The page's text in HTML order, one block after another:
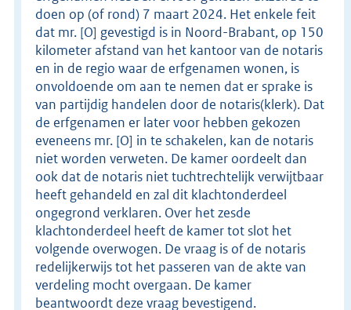
doen op (of rond) 7 maart 2024. Het enkele feit
dat mr. [O] gevestigd is in Noord-Brabant, op 150
kilometer afstand van het kantoor van de notaris
en in de regio waar de erfgenamen wonen, is
onvoldoende om aan te nemen dat er sprake is
van partijdig handelen door de notaris(klerk). Dat
de erfgenamen er later voor hebben gekozen
eveneens mr. [O] in te schakelen, kan de notaris
niet worden verweten. De kamer oordeelt dan
ook dat de notaris niet tuchtrechtelijk verwijtbaar
heeft gehandeld en zal dit klachtonderdeel
ongegrond verklaren. Over het zesde
klachtonderdeel heeft de kamer tot slot het
volgende overwogen. De vraag is of de notaris
redelijkerwijs tot het passeren van de akte van
verdeling mocht overgaan. De kamer
beantwoordt deze vraag bevestigend.